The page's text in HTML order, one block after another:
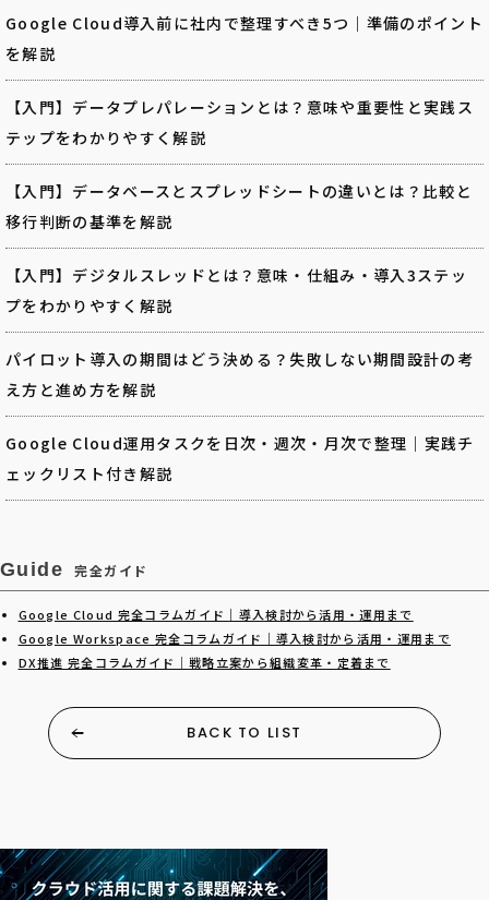
Google Cloud導入前に社内で整理すべき5つ｜準備のポイント
を解説
【入門】データプレパレーションとは？意味や重要性と実践ス
テップをわかりやすく解説
【入門】データベースとスプレッドシートの違いとは？比較と
移行判断の基準を解説
【入門】デジタルスレッドとは？意味・仕組み・導入3ステッ
プをわかりやすく解説
パイロット導入の期間はどう決める？失敗しない期間設計の考
え方と進め方を解説
Google Cloud運用タスクを日次・週次・月次で整理｜実践チ
ェックリスト付き解説
Guide 完全ガイド
Google Cloud 完全コラムガイド｜導入検討から活用・運用まで
Google Workspace 完全コラムガイド｜導入検討から活用・運用まで
DX推進 完全コラムガイド｜戦略立案から組織変革・定着まで
BACK TO LIST